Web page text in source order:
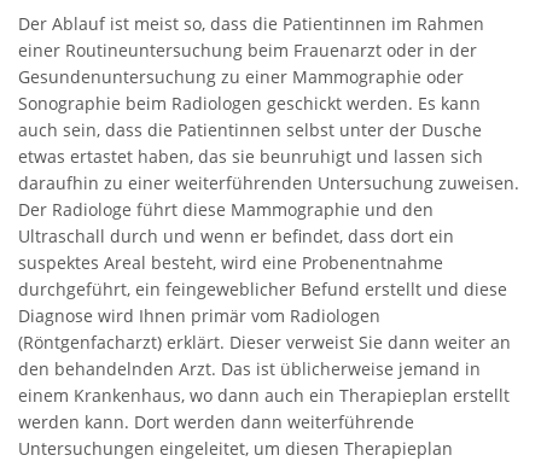
Der Ablauf ist meist so, dass die Patientinnen im Rahmen
einer Routineuntersuchung beim Frauenarzt oder in der
Gesundenuntersuchung zu einer Mammographie oder
Sonographie beim Radiologen geschickt werden. Es kann
auch sein, dass die Patientinnen selbst unter der Dusche
etwas ertastet haben, das sie beunruhigt und lassen sich
daraufhin zu einer weiterführenden Untersuchung zuweisen.
Der Radiologe führt diese Mammographie und den
Ultraschall durch und wenn er befindet, dass dort ein
suspektes Areal besteht, wird eine Probenentnahme
durchgeführt, ein feingeweblicher Befund erstellt und diese
Diagnose wird Ihnen primär vom Radiologen
(Röntgenfacharzt) erklärt. Dieser verweist Sie dann weiter an
den behandelnden Arzt. Das ist üblicherweise jemand in
einem Krankenhaus, wo dann auch ein Therapieplan erstellt
werden kann. Dort werden dann weiterführende
Untersuchungen eingeleitet, um diesen Therapieplan